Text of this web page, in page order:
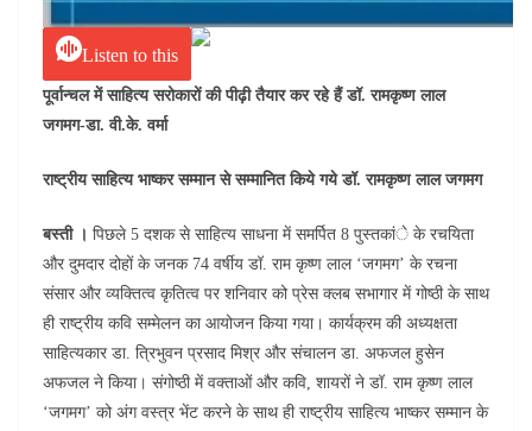
Listen to this
पूर्वान्चल में साहित्य सरोकारों की पीढ़ी तैयार कर रहे हैं डॉ. रामकृष्ण लाल
जगमग-डा. वी.के. वर्मा
राष्ट्रीय साहित्य भाष्कर सम्मान से सम्मानित किये गये डॉ. रामकृष्ण लाल जगमग
बस्ती । पिछले 5 दशक से साहित्य साधना में समर्पित 8 पुस्तकांे के रचयिता
और दुमदार दोहों के जनक 74 वर्षीय डॉ. राम कृष्ण लाल ‘जगमग’ के रचना
संसार और व्यक्तित्व कृतित्व पर शनिवार को प्रेस क्लब सभागार में गोष्ठी के साथ
ही राष्ट्रीय कवि सम्मेलन का आयोजन किया गया। कार्यक्रम की अध्यक्षता
साहित्यकार डा. त्रिभुवन प्रसाद मिश्र और संचालन डा. अफजल हुसेन
अफजल ने किया। संगोष्ठी में वक्ताओं और कवि, शायरों ने डॉ. राम कृष्ण लाल
‘जगमग’ को अंग वस्त्र भेंट करने के साथ ही राष्ट्रीय साहित्य भाष्कर सम्मान के